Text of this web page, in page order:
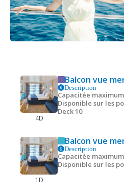
4D
Balcon vue
Description
Capacitée
Disponible sur les
Deck 10
1D
Balcon vue
Description
Capacitée
Disponible sur les